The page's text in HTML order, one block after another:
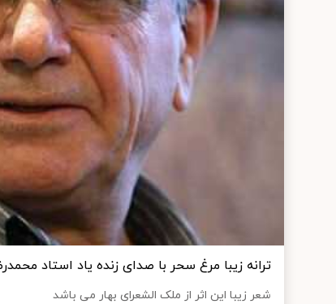
ترانه زیبا مرغ سحر با صدای زنده یاد استاد
شعر زیبا این اثر از ملک الشعرای بهار می باشد